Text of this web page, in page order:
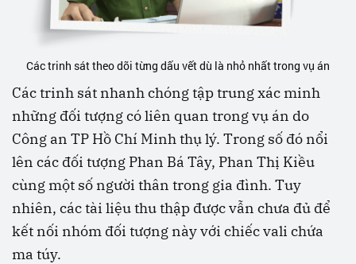
Các trinh sát theo dõi từng dấu vết dù là nhỏ nhất trong vụ án
Các trinh sát nhanh chóng tập trung xác minh
những đối tượng có liên quan trong vụ án do
Công an TP Hồ Chí Minh thụ lý. Trong số đó nổi
lên các đối tượng Phan Bá Tây, Phan Thị Kiều
cùng một số người thân trong gia đình. Tuy
nhiên, các tài liệu thu thập được vẫn chưa đủ để
kết nối nhóm đối tượng này với chiếc vali chứa
ma túy.